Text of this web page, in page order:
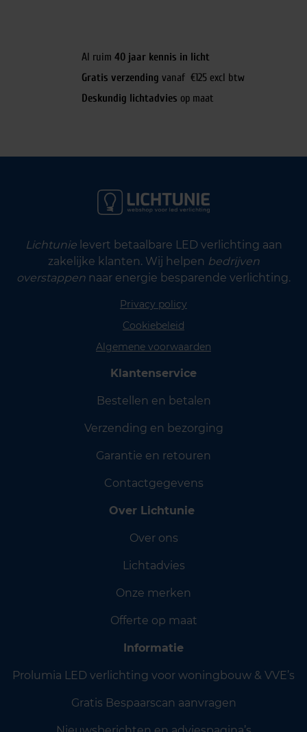
Al ruim 40 jaar kennis in licht
Gratis verzending vanaf €125 excl btw
Deskundig lichtadvies op maat
Lichtunielevert betaalbare LED verlichting aan
zakelijke klanten. Wij helpen bedrijven
overstappen naar energie besparende verlichting.
Privacy policy
Cookiebeleid
Algemene voorwaarden
Klantenservice
Bestellen en betalen
Verzending en bezorging
Garantie en retouren
Contactgegevens
Over Lichtunie
Over ons
Lichtadvies
Onze merken
Offerte op maat
Informatie
Prolumia LED verlichting voor woningbouw & VVE’s
Gratis Bespaarscan aanvragen